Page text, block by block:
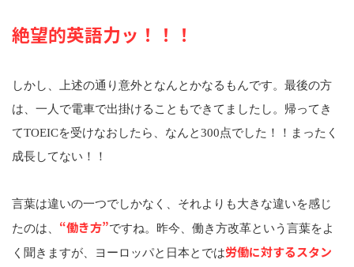
絶望的英語力ッ！！！
しかし、上述の通り意外となんとかなるもんです。最後の方
は、一人で電車で出掛けることもできてましたし。帰ってき
てTOEICを受けなおしたら、なんと300点でした！！まったく
成長してない！！
言葉は違いの一つでしかなく、それよりも大きな違いを感じ
たのは、 “働き方”ですね。昨今、働き方改革という言葉をよ
く聞きますが、ヨーロッパと日本とでは労働に対するスタン